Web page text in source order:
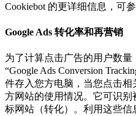
Cookiebot 的更详细信息，可
Google Ads 转化率和再营销
为了计算点击广告的用户数
“Google Ads Conversion
件存入您方电脑，当您点击相
方网站的使用情况。它可识别
标网站（转化）。利用这些